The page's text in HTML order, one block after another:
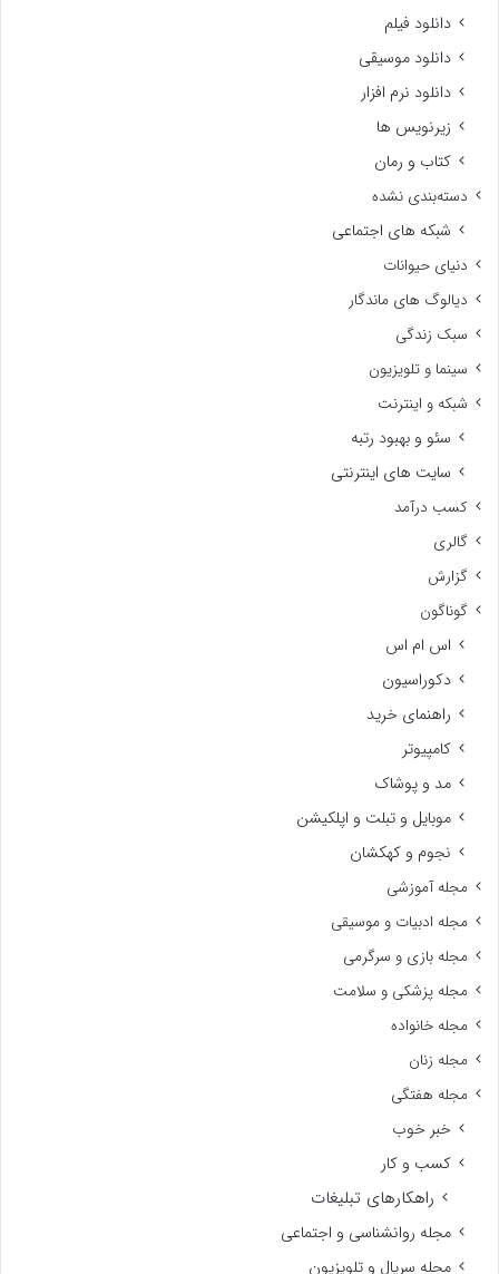
دانلود فیلم
دانلود موسیقی
دانلود نرم افزار
زیرنویس ها
کتاب و رمان
دسته‌بندی نشده
شبکه های اجتماعی
دنیای حیوانات
دیالوگ های ماندگار
سبک زندگی
سینما و تلویزیون
شبکه و اینترنت
سئو و بهبود رتبه
سایت های اینترنتی
کسب درآمد
گالری
گزارش
گوناگون
اس ام اس
دکوراسیون
راهنمای خرید
کامپیوتر
مد و پوشاک
موبایل و تبلت و اپلکیشن
نجوم و کهکشان
مجله آموزشی
مجله ادبیات و موسیقی
مجله بازی و سرگرمی
مجله پزشکی و سلامت
مجله خانواده
مجله زنان
مجله هفتگی
خبر خوب
کسب و کار
راهکارهای تبلیغات
مجله روانشناسی و اجتماعی
مجله سریال و تلویزیون